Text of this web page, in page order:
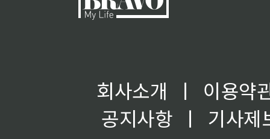
회사소개 ㅣ
이용약
공지사항
ㅣ
기사제